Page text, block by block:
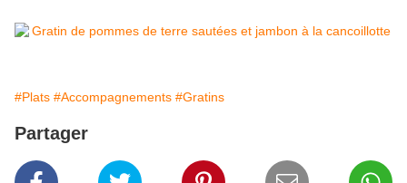
#Plats #Accompagnements #Gratins
Partager